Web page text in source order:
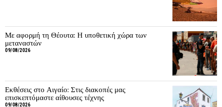
Με αφορμή τη Θέουτα: Η υποθετική χώρα των
μεταναστών
09/08/2026
Εκθέσεις στο Αιγαίο: Στις διακοπές μας
επισκεπτόμαστε αίθουσες τέχνης
09/08/2026